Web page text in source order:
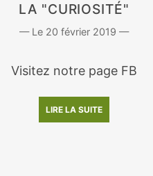
LA "CURIOSITÉ"
20 février 2019
Visitez notre page FB
LIRE LA SUITE